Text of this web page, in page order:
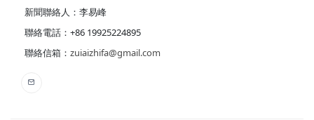
新聞聯絡人：李易峰
聯絡電話：+86 19925224895
聯絡信箱： zuiaizhifa@gmail.com